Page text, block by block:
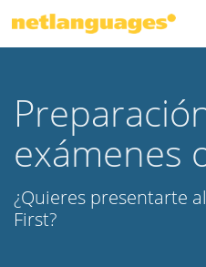
exámenes
¿Quieres presentarte
First?